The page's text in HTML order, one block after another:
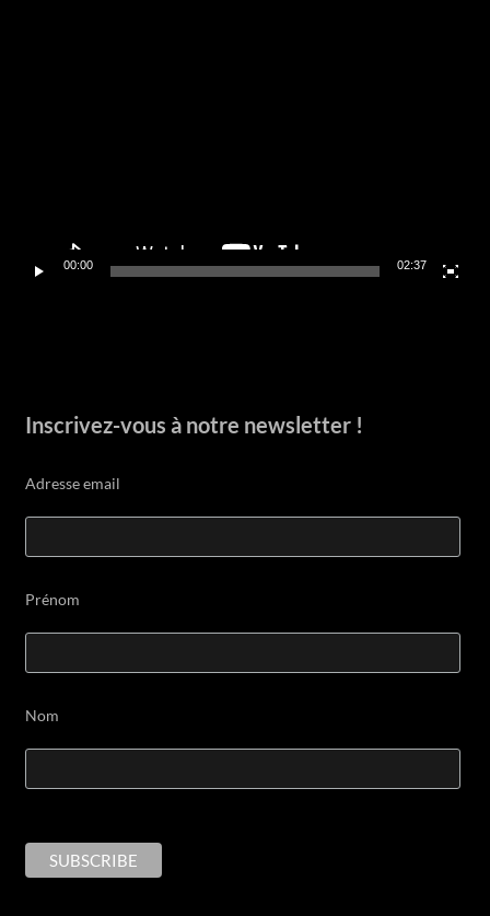
00:00 02:37
Inscrivez-vous à notre newsletter !
Adresse email
Prénom
Nom